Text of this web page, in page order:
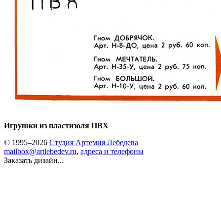
Игрушки из пластизоля ПВХ
© 1995–2026 Студия Артемия Лебедева
mailbox@artlebedev.ru, адреса и телефоны
Заказать дизайн...